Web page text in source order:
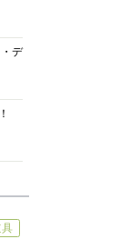
デ
具